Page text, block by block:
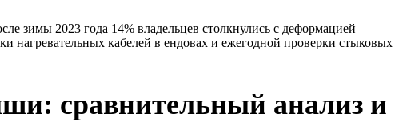
зимы 2023 года 14% владельцев столкнулись с деформацией
нагревательных кабелей в ендовах и ежегодной проверки стыковых
сравнительный анализ и